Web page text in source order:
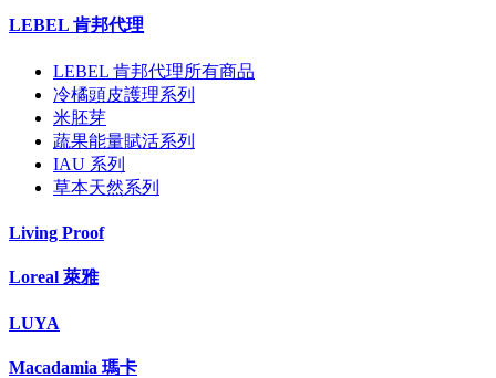
LEBEL 肯邦代理
LEBEL 肯邦代理所有商品
冷橘頭皮護理系列
米胚芽
蔬果能量賦活系列
IAU 系列
草本天然系列
Living Proof
Loreal 萊雅
LUYA
Macadamia 瑪卡